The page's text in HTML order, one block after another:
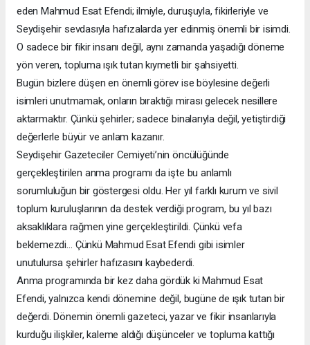
eden Mahmud Esat Efendi; ilmiyle, duruşuyla, fikirleriyle ve
Seydişehir sevdasıyla hafızalarda yer edinmiş önemli bir isimdi.
O sadece bir fikir insanı değil, aynı zamanda yaşadığı döneme
yön veren, topluma ışık tutan kıymetli bir şahsiyetti.
Bugün bizlere düşen en önemli görev ise böylesine değerli
isimleri unutmamak, onların bıraktığı mirası gelecek nesillere
aktarmaktır. Çünkü şehirler; sadece binalarıyla değil, yetiştirdiği
değerlerle büyür ve anlam kazanır.
Seydişehir Gazeteciler Cemiyeti’nin öncülüğünde
gerçekleştirilen anma programı da işte bu anlamlı
sorumluluğun bir göstergesi oldu. Her yıl farklı kurum ve sivil
toplum kuruluşlarının da destek verdiği program, bu yıl bazı
aksaklıklara rağmen yine gerçekleştirildi. Çünkü vefa
beklemezdi… Çünkü Mahmud Esat Efendi gibi isimler
unutulursa şehirler hafızasını kaybederdi.
Anma programında bir kez daha gördük ki Mahmud Esat
Efendi, yalnızca kendi dönemine değil, bugüne de ışık tutan bir
değerdi. Dönemin önemli gazeteci, yazar ve fikir insanlarıyla
kurduğu ilişkiler, kaleme aldığı düşünceler ve topluma kattığı